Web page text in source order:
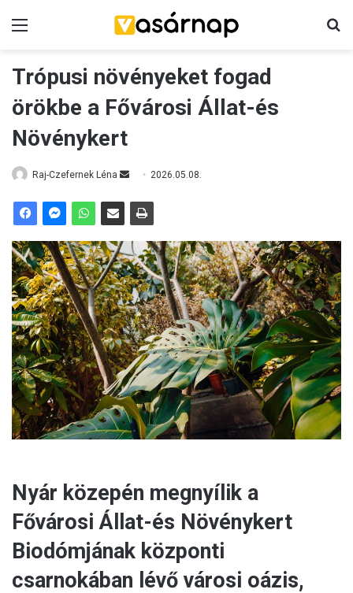
Trópusi növényeket fogad
örökbe a Fővárosi Állat-és
Növénykert
Raj-Czefernek Léna
a
n
e
m
a
i
l
2026.05.08.
Nyár közepén megnyílik a
Fővárosi Állat-és Növénykert
Biodómjának központi
csarnokában lévő városi oázis,